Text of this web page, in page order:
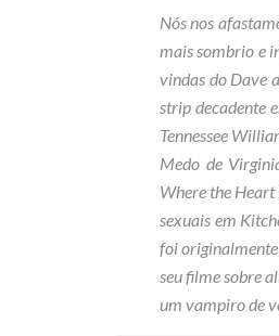
Nós nos
mais sombrio e
vindas do Dave
strip decadente
Tennessee
Medo de
Where the
sexuais em
foi originalmente
seu filme sobre
um vampiro de